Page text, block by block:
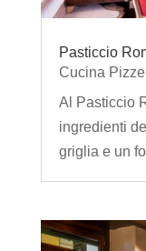
Pasticcio
Cucina
Al Pasticcio
ingredienti
griglia e un